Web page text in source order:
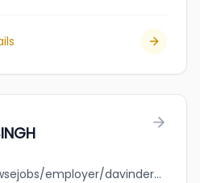
jobbank.gc.ca/browsejobs/employer/davinder+singh/ca